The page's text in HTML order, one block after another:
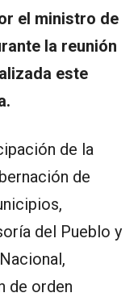
el ministro de
la reunión
este
de la
de
del Pueblo y
de orden